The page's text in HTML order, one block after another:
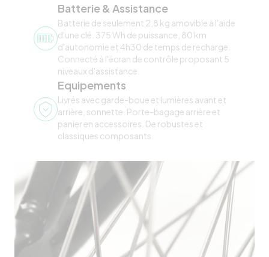
Batterie & Assistance
Batterie de seulement 2,8 kg amovible à l'aide
d'une clé. 375 Wh de puissance, 80 km
d'autonomie et 4h30 de temps de recharge.
Connecté à l'écran de contrôle proposant 5
niveaux d'assistance.
Equipements
Livrés avec garde-boue et lumières avant et
arrière, sonnette. Porte-bagage arrière et
panier en accessoires. De robustes et
classiques composants.